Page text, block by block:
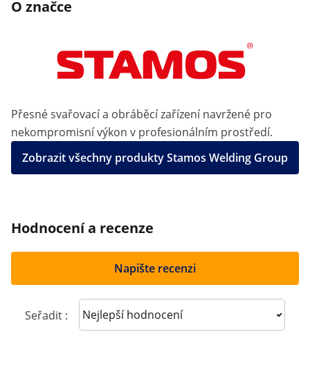
O značce
Přesné svařovací a obráběcí zařízení navržené pro
nekompromisní výkon v profesionálním prostředí.
Zobrazit všechny produkty Stamos Welding Group
Hodnocení a recenze
Napište recenzi
Seřadit : Sort reviews